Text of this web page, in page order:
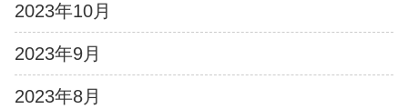
2023年10月
2023年9月
2023年8月